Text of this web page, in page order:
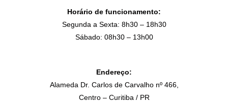
Horário de funcionamento:
Segunda a Sexta: 8h30 – 18h30
Sábado: 08h30 – 13h00
Endereço:
Alameda Dr. Carlos de Carvalho nº 466,
Centro – Curitiba / PR